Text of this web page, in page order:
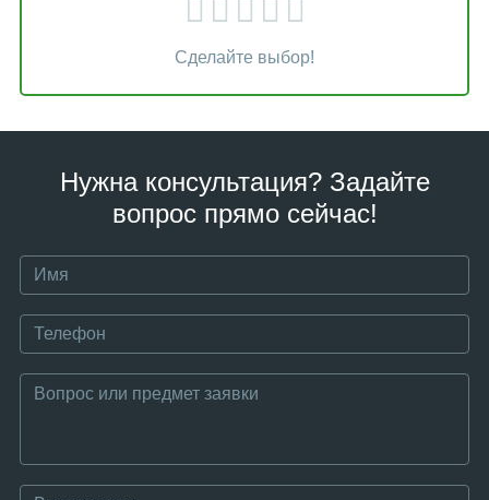
Сделайте выбор!
Нужна консультация? Задайте
вопрос прямо сейчас!